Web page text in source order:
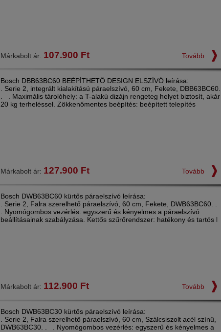
Márkabolt ár: 107.900 Ft Tovább
Bosch DBB63BC60 BEÉPÍTHETŐ DESIGN ELSZÍVÓ leírása:
. Serie 2, integrált kialakítású páraelszívó, 60 cm, Fekete, DBB63BC60.
. . Maximális tárolóhely: a T-alakú dizájn rengeteg helyet biztosít, akár
20 kg terheléssel. Zökkenőmentes beépítés: beépített telepítés
Márkabolt ár: 127.900 Ft Tovább
Bosch DWB63BC60 kürtős páraelszívó leírása:
. Serie 2, Falra szerelhető páraelszívó, 60 cm, Fekete, DWB63BC60. .
. Nyomógombos vezérlés: egyszerű és kényelmes a páraelszívó
beállításainak szabályzása. Kettős szűrőrendszer: hatékony és tartós l
Márkabolt ár: 112.900 Ft Tovább
Bosch DWB63BC30 kürtős páraelszívó leírása:
. Serie 2, Falra szerelhető páraelszívó, 60 cm, Szálcsiszolt acél színű,
DWB63BC30. . . Nyomógombos vezérlés: egyszerű és kényelmes a